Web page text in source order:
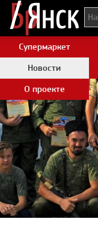
Супермаркет
Новости
О проекте